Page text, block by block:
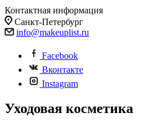
Контактная информация
Санкт-Петербург
info@makeuplist.ru
Facebook
Вконтакте
Instagram
Уходовая косметика